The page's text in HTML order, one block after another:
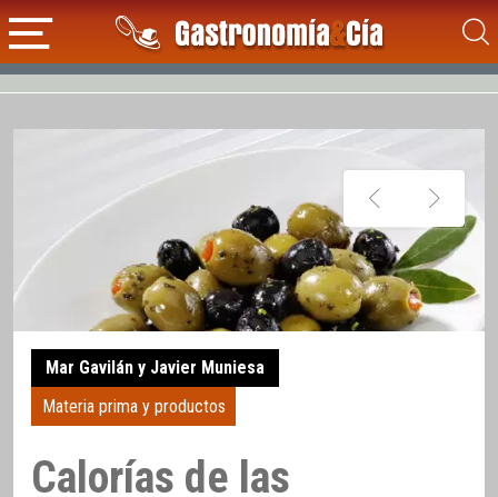
Mar Gavilán y Javier Muniesa
Materia prima y productos
Calorías de las